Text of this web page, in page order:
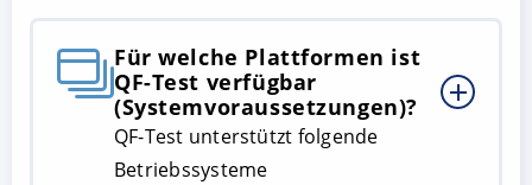
Für welche Plattformen ist
QF-Test verfügbar
(Systemvoraussetzungen)?
QF-Test unterstützt folgende
Betriebssysteme